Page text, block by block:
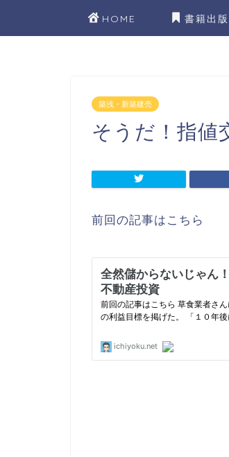
HOME 書籍出版
築浅・新築建売
そうだ！指値
前回の記事はこちら